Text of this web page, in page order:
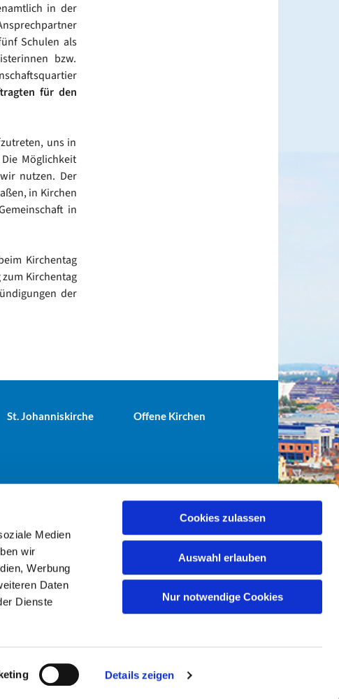
Medien
wir
Werbung
Daten
Dienste
Details zeigen
Cookies zulassen
Auswahl erlauben
Nur notwendige Cookies
in der
Schulen als
bzw.
für den
uns in
Möglichkeit
nutzen. Der
in Kirchen
in
Kirchentag
Kirchentag
der
St. Johanniskirche Offene Kirchen
kuesterei@ev-gemeinde-tiergarten.de